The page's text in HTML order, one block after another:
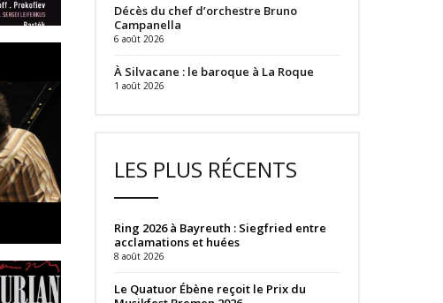
Décès du chef d’orchestre Bruno
Campanella
6 août 2026
À Silvacane : le baroque à La Roque
1 août 2026
LES PLUS RÉCENTS
Ring 2026 à Bayreuth : Siegfried entre
acclamations et huées
8 août 2026
Le Quatuor Ébène reçoit le Prix du